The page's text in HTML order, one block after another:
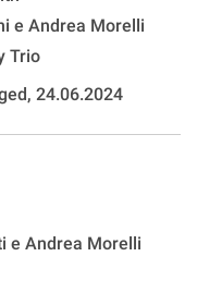
e Andrea Morelli
Trio
e Andrea Morelli